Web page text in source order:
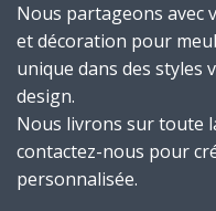
Nous partageons avec
et décoration pour
unique dans des styles
design.
Nous livrons sur toute
contactez-nous pour
personnalisée.